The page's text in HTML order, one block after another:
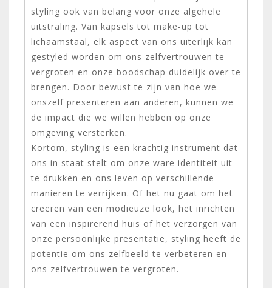
styling ook van belang voor onze algehele
uitstraling. Van kapsels tot make-up tot
lichaamstaal, elk aspect van ons uiterlijk kan
gestyled worden om ons zelfvertrouwen te
vergroten en onze boodschap duidelijk over te
brengen. Door bewust te zijn van hoe we
onszelf presenteren aan anderen, kunnen we
de impact die we willen hebben op onze
omgeving versterken.
Kortom, styling is een krachtig instrument dat
ons in staat stelt om onze ware identiteit uit
te drukken en ons leven op verschillende
manieren te verrijken. Of het nu gaat om het
creëren van een modieuze look, het inrichten
van een inspirerend huis of het verzorgen van
onze persoonlijke presentatie, styling heeft de
potentie om ons zelfbeeld te verbeteren en
ons zelfvertrouwen te vergroten.